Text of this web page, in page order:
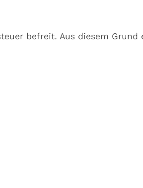
befreit. Aus diesem